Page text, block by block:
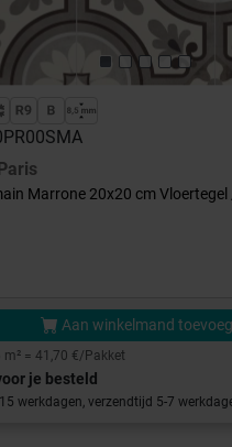
Marrone 20x20 cm
Aan winkelmand
m² = 41,70 €/Pakket
je besteld
werkdagen, verzendtijd 5-7